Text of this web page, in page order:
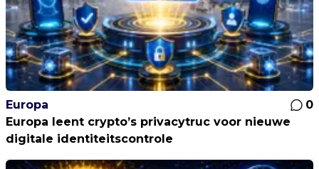
Europa
0
Europa leent crypto’s privacytruc voor nieuwe
digitale identiteitscontrole